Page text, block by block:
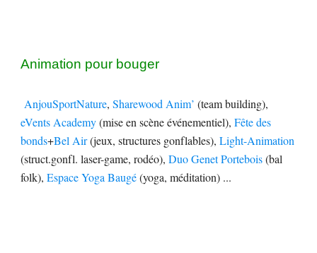
Animation pour bouger
AnjouSportNature,Sharewood Anim’ (team building),
eVents Academy(mise en scène événementiel),Fête des
bonds+Bel Air(jeux, structures gonflables),Light-Animation
(struct.gonfl. laser-game, rodéo),Duo Genet Portebois(bal
folk),Espace Yoga Baugé(yoga, méditation) ...